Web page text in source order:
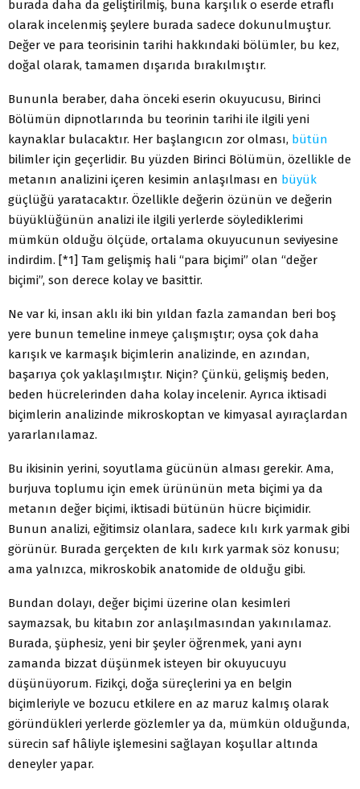
burada daha da geliştirilmiş, buna karşılık o eserde etraflı
olarak incelenmiş şeylere burada sadece dokunulmuştur.
Değer ve para teorisinin tarihi hakkındaki bölümler, bu kez,
doğal olarak, tamamen dışarıda bırakılmıştır.
Bununla beraber, daha önceki eserin okuyucusu, Birinci
Bölümün dipnotlarında bu teorinin tarihi ile ilgili yeni
kaynaklar bulacaktır. Her başlangıcın zor olması, bütün
bilimler için geçerlidir. Bu yüzden Birinci Bölümün, özellikle de
metanın analizini içeren kesimin anlaşılması en büyük
güçlüğü yaratacaktır. Özellikle değerin özünün ve değerin
büyüklüğünün analizi ile ilgili yerlerde söylediklerimi
mümkün olduğu ölçüde, ortalama okuyucunun seviyesine
indirdim. [*1] Tam gelişmiş hali “para biçimi” olan “değer
biçimi”, son derece kolay ve basittir.
Ne var ki, insan aklı iki bin yıldan fazla zamandan beri boş
yere bunun temeline inmeye çalışmıştır; oysa çok daha
karışık ve karmaşık biçimlerin analizinde, en azından,
başarıya çok yaklaşılmıştır. Niçin? Çünkü, gelişmiş beden,
beden hücrelerinden daha kolay incelenir. Ayrıca iktisadi
biçimlerin analizinde mikroskoptan ve kimyasal ayıraçlardan
yararlanılamaz.
Bu ikisinin yerini, soyutlama gücünün alması gerekir. Ama,
burjuva toplumu için emek ürününün meta biçimi ya da
metanın değer biçimi, iktisadi bütünün hücre biçimidir.
Bunun analizi, eğitimsiz olanlara, sadece kılı kırk yarmak gibi
görünür. Burada gerçekten de kılı kırk yarmak söz konusu;
ama yalnızca, mikroskobik anatomide de olduğu gibi.
Bundan dolayı, değer biçimi üzerine olan kesimleri
saymazsak, bu kitabın zor anlaşılmasından yakınılamaz.
Burada, şüphesiz, yeni bir şeyler öğrenmek, yani aynı
zamanda bizzat düşünmek isteyen bir okuyucuyu
düşünüyorum. Fizikçi, doğa süreçlerini ya en belgin
biçimleriyle ve bozucu etkilere en az maruz kalmış olarak
göründükleri yerlerde gözlemler ya da, mümkün olduğunda,
sürecin saf hâliyle işlemesini sağlayan koşullar altında
deneyler yapar.